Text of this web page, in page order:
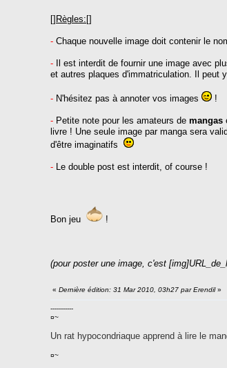
[]Règles:[]
- Chaque nouvelle image doit contenir le
-
Il est interdit de fournir une image avec
et autres plaques d'immatriculation. Il peut
- N'hésitez pas à annoter vos images !
- Petite note pour les amateurs de mangas
livre ! Une seule image par manga sera
d'être imaginatifs
- Le double post est interdit, of course !
Bon jeu !
(pour poster une image, c'est
« Dernière édition: 31 Mar 2010, 03h27 par Erendil»
-----------
¤~
Un rat hypocondriaque apprend à lire le
¤~